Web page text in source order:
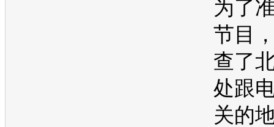
为了
节目
查了
处跟
关的